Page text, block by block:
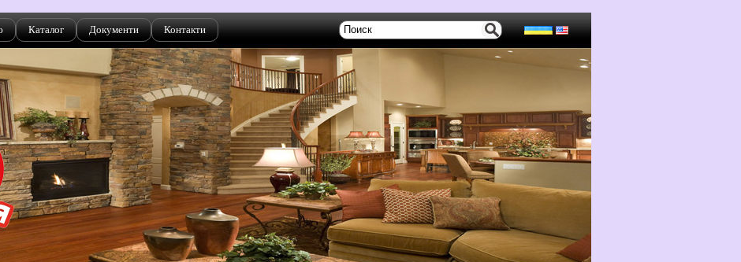
Каталог Документи Контакти